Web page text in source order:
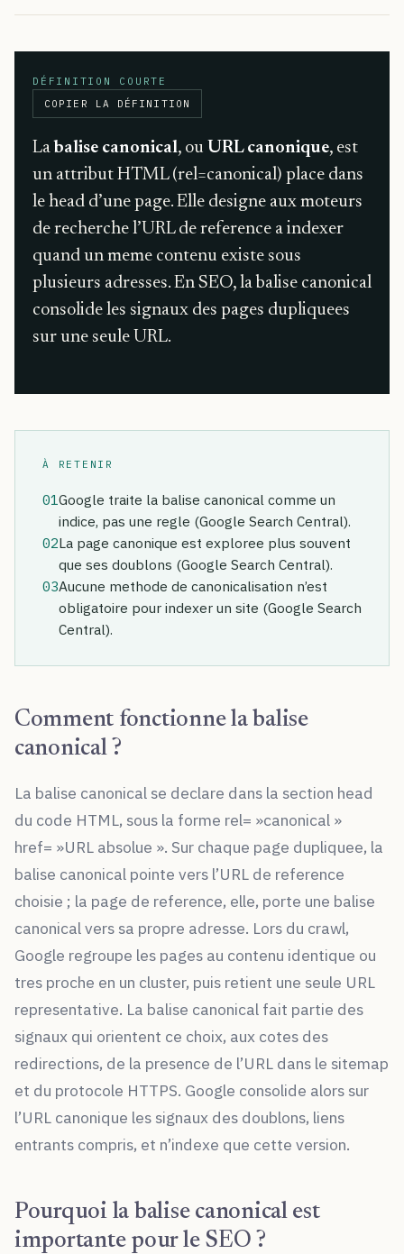
DÉFINITION COURTE
COPIER LA DÉFINITION
La balise canonical, ou URL canonique, est
un attribut HTML (rel=canonical) place dans
le head d’une page. Elle designe aux moteurs
de recherche l’URL de reference a indexer
quand un meme contenu existe sous
plusieurs adresses. En SEO, la balise canonical
consolide les signaux des pages dupliquees
sur une seule URL.
À RETENIR
01Google traite la balise canonical comme un
indice, pas une regle (Google Search Central).
02La page canonique est exploree plus souvent
que ses doublons (Google Search Central).
03Aucune methode de canonicalisation n’est
obligatoire pour indexer un site (Google Search
Central).
Comment fonctionne la balise
canonical ?
La balise canonical se declare dans la section head
du code HTML, sous la forme rel= »canonical »
href= »URL absolue ». Sur chaque page dupliquee, la
balise canonical pointe vers l’URL de reference
choisie ; la page de reference, elle, porte une balise
canonical vers sa propre adresse. Lors du crawl,
Google regroupe les pages au contenu identique ou
tres proche en un cluster, puis retient une seule URL
representative. La balise canonical fait partie des
signaux qui orientent ce choix, aux cotes des
redirections, de la presence de l’URL dans le sitemap
et du protocole HTTPS. Google consolide alors sur
l’URL canonique les signaux des doublons, liens
entrants compris, et n’indexe que cette version.
Pourquoi la balise canonical est
importante pour le SEO ?